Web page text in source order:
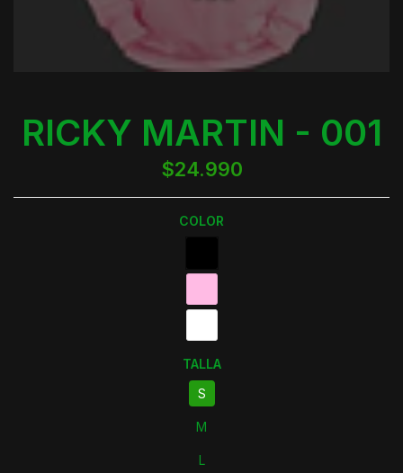
RICKY MARTIN - 001
$24.990
COLOR
TALLA
S
M
L